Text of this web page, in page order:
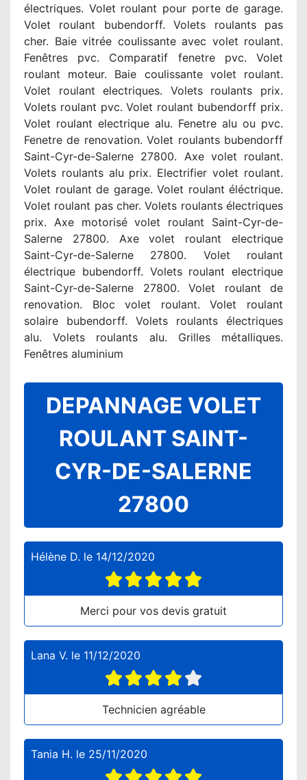
électriques. Volet roulant pour porte de garage.
Volet roulant bubendorff. Volets roulants pas
cher. Baie vitrée coulissante avec volet roulant.
Fenêtres pvc. Comparatif fenetre pvc. Volet
roulant moteur. Baie coulissante volet roulant.
Volet roulant electriques. Volets roulants prix.
Volets roulant pvc. Volet roulant bubendorff prix.
Volet roulant electrique alu. Fenetre alu ou pvc.
Fenetre de renovation. Volet roulants bubendorff
Saint-Cyr-de-Salerne 27800. Axe volet roulant.
Volets roulants alu prix. Electrifier volet roulant.
Volet roulant de garage. Volet roulant éléctrique.
Volet roulant pas cher. Volets roulants électriques
prix. Axe motorisé volet roulant Saint-Cyr-de-
Salerne 27800. Axe volet roulant electrique
Saint-Cyr-de-Salerne 27800. Volet roulant
électrique bubendorff. Volets roulant electrique
Saint-Cyr-de-Salerne 27800. Volet roulant de
renovation. Bloc volet roulant. Volet roulant
solaire bubendorff. Volets roulants électriques
alu. Volets roulants alu. Grilles métalliques.
Fenêtres aluminium
DEPANNAGE VOLET
ROULANT SAINT-
CYR-DE-SALERNE
27800
Hélène D. le 14/12/2020
Merci pour vos devis gratuit
Lana V. le 11/12/2020
Technicien agréable
Tania H. le 25/11/2020